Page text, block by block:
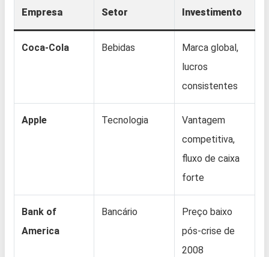
Empresa Setor
Investimento
Coca-Cola Bebidas
Marca global,
lucros
consistentes
Apple Tecnologia
Vantagem
competitiva,
fluxo de caixa
forte
Bank of
America
Bancário
Preço baixo
pós-crise de
2008